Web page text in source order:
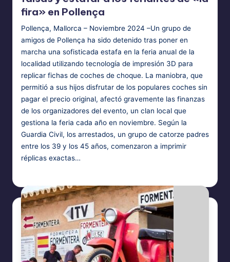
fira» en Pollença
Pollença, Mallorca – Noviembre 2024 –Un grupo de
amigos de Pollença ha sido detenido tras poner en
marcha una sofisticada estafa en la feria anual de la
localidad utilizando tecnología de impresión 3D para
replicar fichas de coches de choque. La maniobra, que
permitió a sus hijos disfrutar de los populares coches sin
pagar el precio original, afectó gravemente las finanzas
de los organizadores del evento, un clan local que
gestiona la feria cada año en noviembre. Según la
Guardia Civil, los arrestados, un grupo de catorze padres
entre los 39 y los 45 años, comenzaron a imprimir
réplicas exactas…